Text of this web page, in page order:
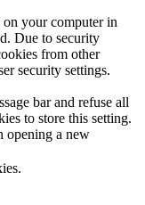
your computer in
Due to security
from other
security settings.
bar and refuse all
to store this setting.
opening a new